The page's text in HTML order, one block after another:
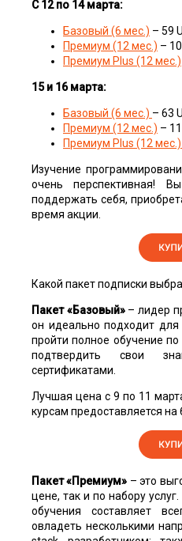
С 12 по 14 марта:
Базовый (6 мес.) – 59
Премиум (12 мес.) –
Премиум Plus (12 мес.)
15 и 16 марта:
Базовый (6 мес.) – 63
Премиум (12 мес.) –
Премиум Plus (12 мес.)
Изучение
очень перспективная!
поддержать себя,
время акции.
Какой пакет подписки
Пакет «Базовый»– лидер
он идеально подходит для
пройти полное обучение
подтвердить свои
сертификатами.
Лучшая цена с 9 по 11
курсам предоставляется на
Пакет «Премиум» – это
цене, так и по набору
обучения составляет
овладеть несколькими